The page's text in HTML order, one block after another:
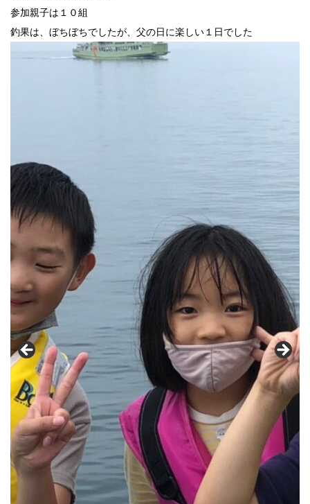
参加親子は１０組
釣果は、ぼちぼちでしたが、父の日に楽しい１日でした